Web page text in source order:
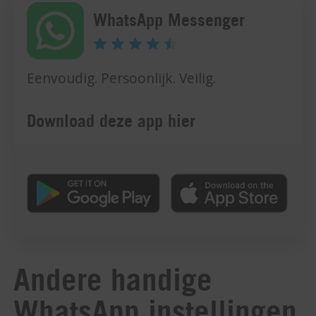
WhatsApp Messenger
Eenvoudig. Persoonlijk. Veilig.
Download deze app hier
Andere handige